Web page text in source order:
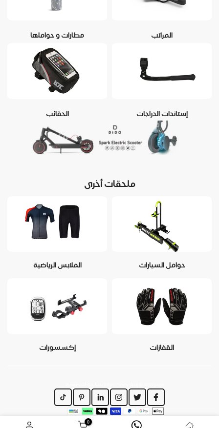
المراتب مطارات و حواملها
إستاندات الدراجات الحقائب
ملحقات أخرى
حوامل السيارات الملابس الرياضية
القفازات إكسسورات
0